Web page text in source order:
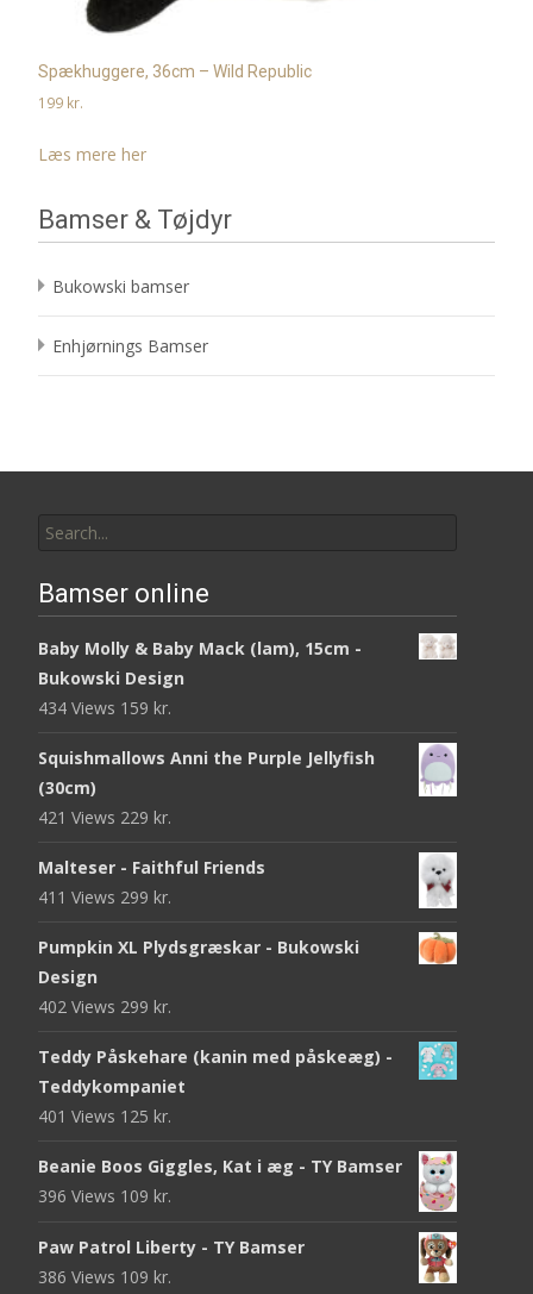
Spækhuggere, 36cm – Wild Republic
199 kr.
Læs mere her
Bamser & Tøjdyr
Bukowski bamser
Enhjørnings Bamser
for:
Bamser online
Baby Molly & Baby Mack (lam), 15cm -
Bukowski Design
434 Views 159 kr.
Squishmallows Anni the Purple Jellyfish
(30cm)
421 Views 229 kr.
Malteser - Faithful Friends
411 Views 299 kr.
Pumpkin XL Plydsgræskar - Bukowski
Design
402 Views 299 kr.
Teddy Påskehare (kanin med påskeæg) -
Teddykompaniet
401 Views 125 kr.
Beanie Boos Giggles, Kat i æg - TY Bamser
396 Views 109 kr.
Paw Patrol Liberty - TY Bamser
386 Views 109 kr.